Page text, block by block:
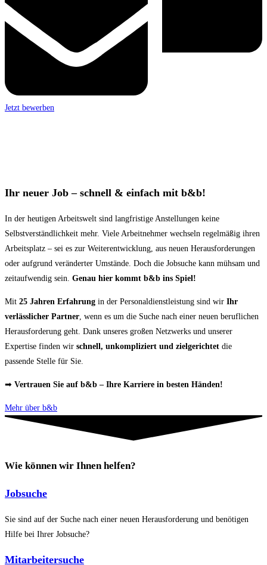
Jetzt bewerben
Ihr neuer Job – schnell & einfach mit b&b!
In der heutigen Arbeitswelt sind langfristige Anstellungen keine
Selbstverständlichkeit mehr. Viele Arbeitnehmer wechseln regelmäßig ihren
Arbeitsplatz – sei es zur Weiterentwicklung, aus neuen Herausforderungen
oder aufgrund veränderter Umstände. Doch die Jobsuche kann mühsam und
zeitaufwendig sein. Genau hier kommt b&b ins Spiel!
Mit 25 Jahren Erfahrung in der Personaldienstleistung sind wir Ihr
verlässlicher Partner , wenn es um die Suche nach einer neuen beruflichen
Herausforderung geht. Dank unseres großen Netzwerks und unserer
Expertise finden wir schnell, unkompliziert und zielgerichtet die
passende Stelle für Sie.
➡ Vertrauen Sie auf b&b – Ihre Karriere in besten Händen!
Mehr über b&b
Wie können wir Ihnen helfen?
Jobsuche
Sie sind auf der Suche nach einer neuen Herausforderung und benötigen
Hilfe bei Ihrer Jobsuche?
Mitarbeitersuche